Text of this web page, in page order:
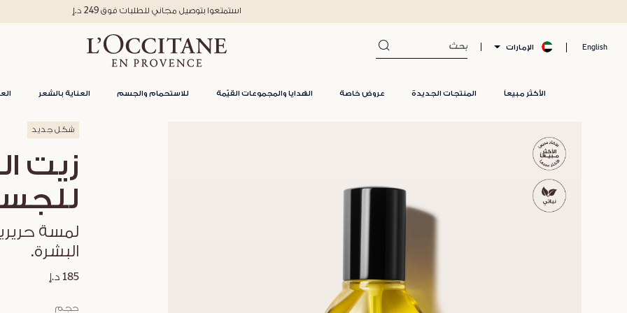
English الإمارات
الأكثر مبيعاً المنتجات الجديدة عروض خاصة الهدايا والمجموعات القيّمة للاستحمام والجسم العناية بالشعر
استمتعوا بتوصيل مجاني للطلبات
شكل جديد
زيت
لمسة
البشرة.
185 د.إ
حجم